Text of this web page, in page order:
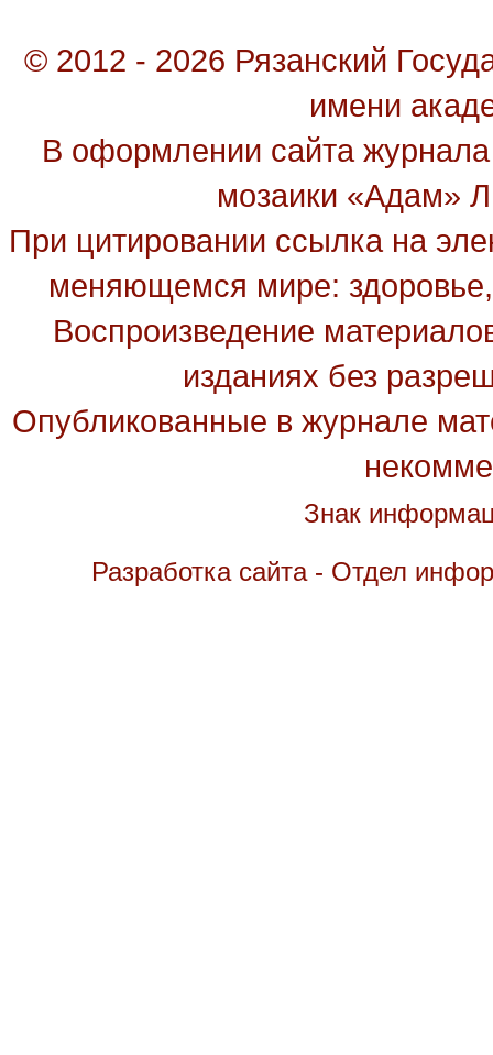
© 2012 - 2026 Рязанский
имени
В оформлении сайта
мозаики «Адам»
При цитировании ссылка на
меняющемся мире: здоровье,
Воспроизведение
изданиях без
Опубликованные в журнале
Знак
Разработка сайта - Отдел